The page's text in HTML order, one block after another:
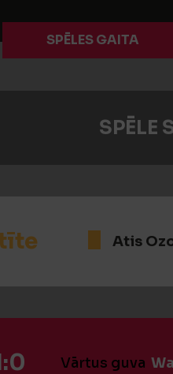
SPĒLES GAITA
SPĒLE
Atis
Vārtus guva